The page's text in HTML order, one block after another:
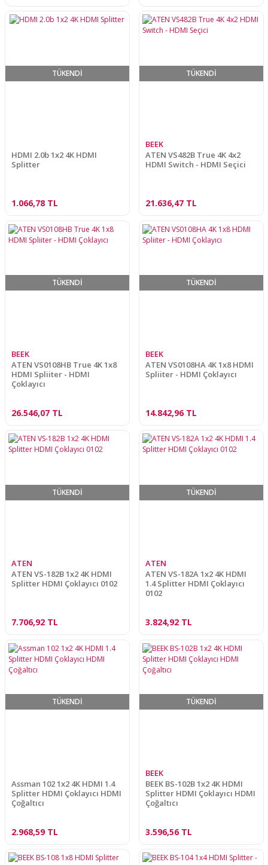
TÜKENDİ
HDMI 2.0b 1x2 4K HDMI
Splitter
1.066,78 TL
TÜKENDİ
BEEK
ATEN VS482B True 4K 4x2
HDMI Switch - HDMI Seçici
21.636,47 TL
TÜKENDİ
BEEK
ATEN VS0108HB True 4K 1x8
HDMI Spliiter - HDMI
Çoklayıcı
26.546,07 TL
TÜKENDİ
BEEK
ATEN VS0108HA 4K 1x8 HDMI
Spliiter - HDMI Çoklayıcı
14.842,96 TL
TÜKENDİ
ATEN
ATEN VS-182B 1x2 4K HDMI
Splitter HDMI Çoklayıcı 0102
7.706,92 TL
TÜKENDİ
ATEN
ATEN VS-182A 1x2 4K HDMI
1.4 Splitter HDMI Çoklayıcı
0102
3.824,92 TL
TÜKENDİ
Assman 102 1x2 4K HDMI 1.4
Splitter HDMI Çoklayıcı HDMI
Çoğaltıcı
2.968,59 TL
TÜKENDİ
BEEK
BEEK BS-102B 1x2 4K HDMI
Splitter HDMI Çoklayıcı HDMI
Çoğaltıcı
3.596,56 TL